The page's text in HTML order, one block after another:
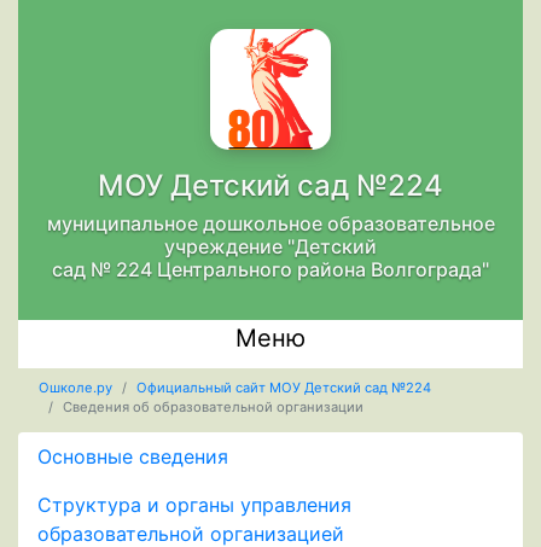
МОУ Детский сад №224
муниципальное дошкольное образовательное
учреждение "Детский
сад № 224 Центрального района Волгограда"
Меню
Ошколе.ру
Официальный сайт МОУ Детский сад №224
Сведения об образовательной организации
Основные сведения
Структура и органы управления
образовательной организацией